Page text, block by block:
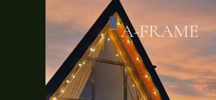
A-FRAME